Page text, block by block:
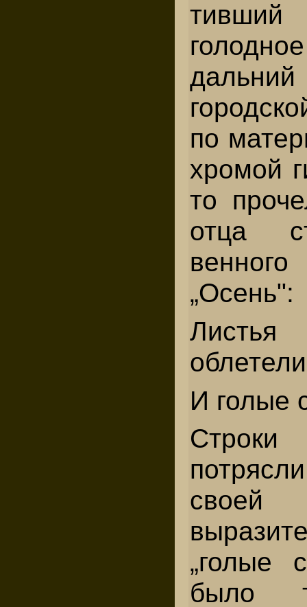
по
хромой
то
отца
„Осень":
И голые
своей
„голые
было